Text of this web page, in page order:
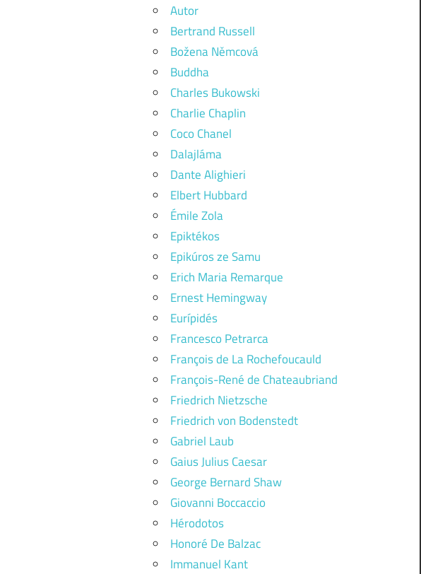
Autor
Bertrand Russell
Božena Němcová
Buddha
Charles Bukowski
Charlie Chaplin
Coco Chanel
Dalajláma
Dante Alighieri
Elbert Hubbard
Émile Zola
Epiktékos
Epikúros ze Samu
Erich Maria Remarque
Ernest Hemingway
Eurípidés
Francesco Petrarca
François de La Rochefoucauld
François-René de Chateaubriand
Friedrich Nietzsche
Friedrich von Bodenstedt
Gabriel Laub
Gaius Julius Caesar
George Bernard Shaw
Giovanni Boccaccio
Hérodotos
Honoré De Balzac
Immanuel Kant